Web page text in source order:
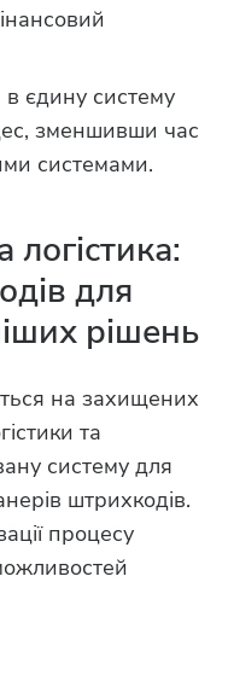
в єдину систему
зменшивши час
системами.
для
рішень
на захищених
та
систему для
штрихкодів.
процесу